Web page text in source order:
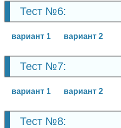
Тест №6:
вариант 1 вариант 2
Тест №7:
вариант 1 вариант 2
Тест №8: